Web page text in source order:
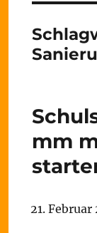
mm
21. Februar